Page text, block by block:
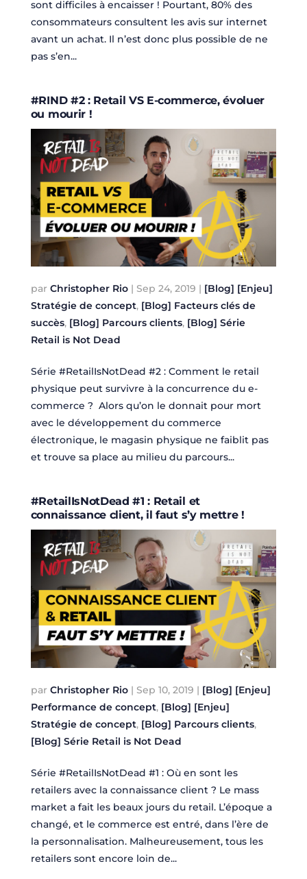
sont difficiles à encaisser ! Pourtant, 80% des
consommateurs consultent les avis sur internet
avant un achat. Il n’est donc plus possible de ne
pas s’en...
#RIND #2 : Retail VS E-commerce, évoluer
ou mourir !
par Christopher Rio| Sep 24, 2019 | [Blog] [Enjeu]
Stratégie de concept, [Blog] Facteurs clés de
succès, [Blog] Parcours clients, [Blog] Série
Retail is Not Dead
Série #RetailIsNotDead #2 : Comment le retail
physique peut survivre à la concurrence du e-
commerce ? Alors qu’on le donnait pour mort
avec le développement du commerce
électronique, le magasin physique ne faiblit pas
et trouve sa place au milieu du parcours...
#RetailIsNotDead #1 : Retail et
connaissance client, il faut s’y mettre !
par Christopher Rio| Sep 10, 2019 | [Blog] [Enjeu]
Performance de concept, [Blog] [Enjeu]
Stratégie de concept, [Blog] Parcours clients,
[Blog] Série Retail is Not Dead
Série #RetailIsNotDead #1 : Où en sont les
retailers avec la connaissance client ? Le mass
market a fait les beaux jours du retail. L’époque a
changé, et le commerce est entré, dans l’ère de
la personnalisation. Malheureusement, tous les
retailers sont encore loin de...